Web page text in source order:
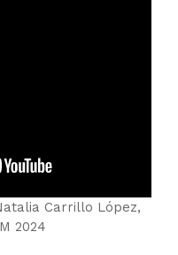
Carrillo López,
2024